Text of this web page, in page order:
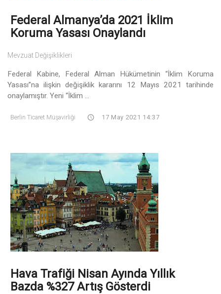
Federal Almanya’da 2021 İklim
Koruma Yasası Onaylandı
Mevzuat Değişiklikleri
Federal Kabine, Federal Alman Hükümetinin “İklim Koruma
Yasası”na ilişkin değişiklik kararını 12 Mayıs 2021 tarihinde
onaylamıştır. Yeni “İklim ...
Berlin Ticaret Müşavirliği 17 May 2021 14:37
Hava Trafiği Nisan Ayında Yıllık
Bazda %327 Artış Gösterdi